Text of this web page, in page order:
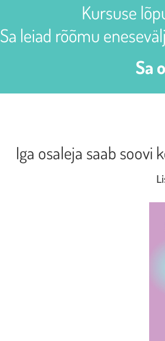
Kursuse
Sa leiad rõõmu
Sa
Iga osaleja saab soovi